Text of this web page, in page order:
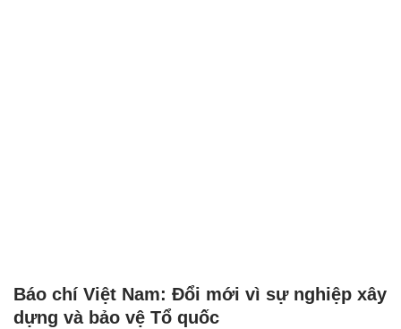
Báo chí Việt Nam: Đổi mới vì sự nghiệp xây
dựng và bảo vệ Tổ quốc